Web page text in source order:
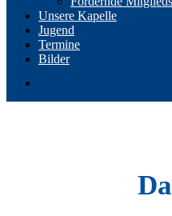
Unsere Kapelle
Jugend
Termine
Bilder